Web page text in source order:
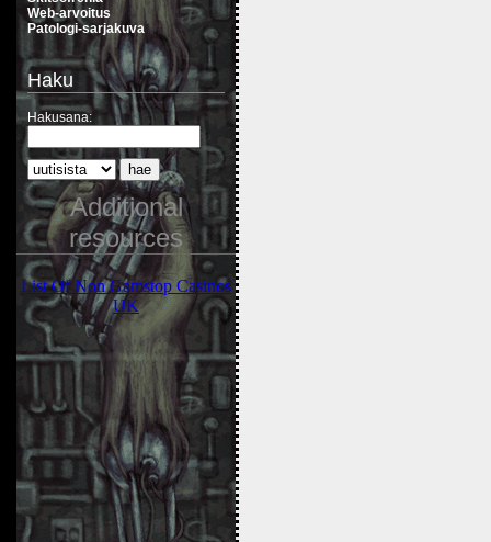
Web-arvoitus
Patologi-sarjakuva
Haku
Hakusana:
Additional
resources
List Of Non Gamstop Casinos
UK